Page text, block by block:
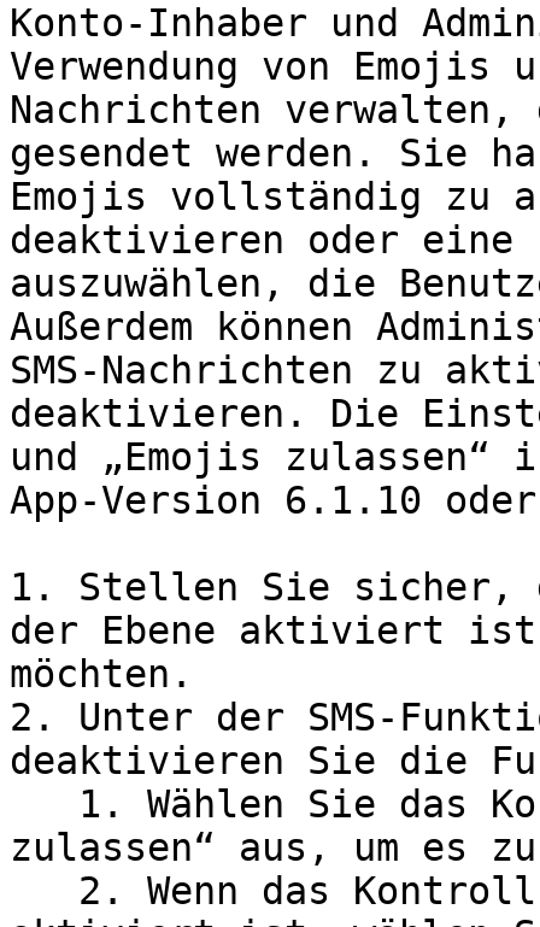
Konto-Inhaber und
Verwendung von Emojis
Nachrichten verwalten,
gesendet werden. Sie
Emojis vollständig zu
deaktivieren oder eine
auszuwählen, die
Außerdem können
SMS-Nachrichten zu
deaktivieren. Die
und „Emojis zulassen“
App-Version 6.1.10
1. Stellen Sie sicher,
der Ebene aktiviert
möchten.
2. Unter der SMS-
deaktivieren Sie die
zulassen“ aus, um es